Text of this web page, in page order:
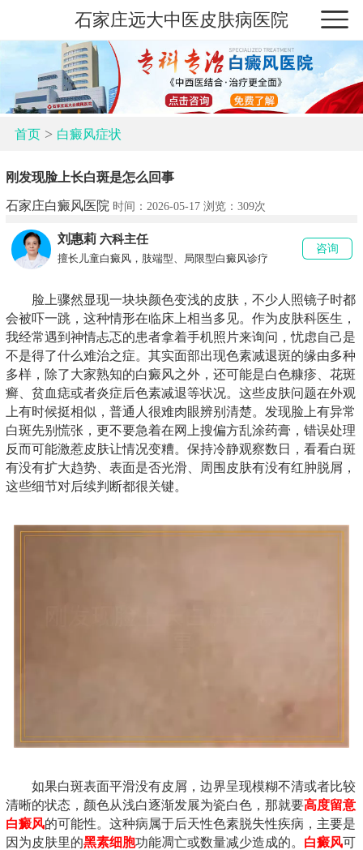
石家庄远大中医皮肤病医院
首页> 白癜风症状
刚发现脸上长白斑是怎么回事
石家庄白癜风医院 时间：2026-05-17 浏览： 309次
刘惠莉 六科主任
擅长儿童白癜风，肢端型、局限型白癜风诊疗
咨询
脸上骤然显现一块块颜色变浅的皮肤，不少人照镜子时都
会被吓一跳，这种情形在临床上相当多见。作为皮肤科医生，
我经常遇到神情忐忑的患者拿着手机照片来询问，忧虑自己是
不是得了什么难治之症。其实面部出现色素减退斑的缘由多种
多样，除了大家熟知的白癜风之外，还可能是白色糠疹、花斑
癣、贫血痣或者炎症后色素减退等状况。这些皮肤问题在外观
上有时候挺相似，普通人很难肉眼辨别清楚。发现脸上有异常
白斑先别慌张，更不要急着在网上搜偏方乱涂药膏，错误处理
反而可能激惹皮肤让情况变糟。保持冷静观察数日，看看白斑
有没有扩大趋势、表面是否光滑、周围皮肤有没有红肿脱屑，
这些细节对后续判断都很关键。
如果白斑表面平滑没有皮屑，边界呈现模糊不清或者比较
清晰的状态，颜色从浅白逐渐发展为瓷白色，那就要高度留意
白癜风的可能性。这种病属于后天性色素脱失性疾病，主要是
因为皮肤里的黑素细胞功能凋亡或数量减少造成的。 白癜风可